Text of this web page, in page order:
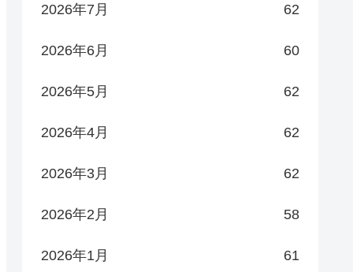
2026年7月 62
2026年6月 60
2026年5月 62
2026年4月 62
2026年3月 62
2026年2月 58
2026年1月 61